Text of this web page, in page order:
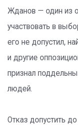
Жданов — один из
участвовать в
его не допустил,
и другие
признал
людей.
Отказ допустить